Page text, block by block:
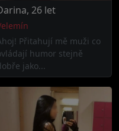
26 let
Přitahují mě muži co
humor stejně
jako...